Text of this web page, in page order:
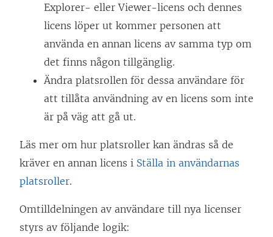
Explorer- eller Viewer-licens och dennes
licens löper ut kommer personen att
använda en annan licens av samma typ om
det finns någon tillgänglig.
Ändra platsrollen för dessa användare för
att tillåta användning av en licens som inte
är på väg att gå ut.
Läs mer om hur platsroller kan ändras så de
kräver en annan licens i Ställa in användarnas
platsroller.
Omtilldelningen av användare till nya licenser
styrs av följande logik: